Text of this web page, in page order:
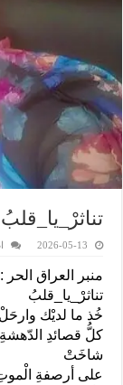
2026-05-13
منبر العراق الحر :
تناثرْ_يا_قلبُ
خُذ ما لديْك وارحَلْ
كلُّ قصائدِ الدّهشةِ
شاخَتْ
على أرصفةِ